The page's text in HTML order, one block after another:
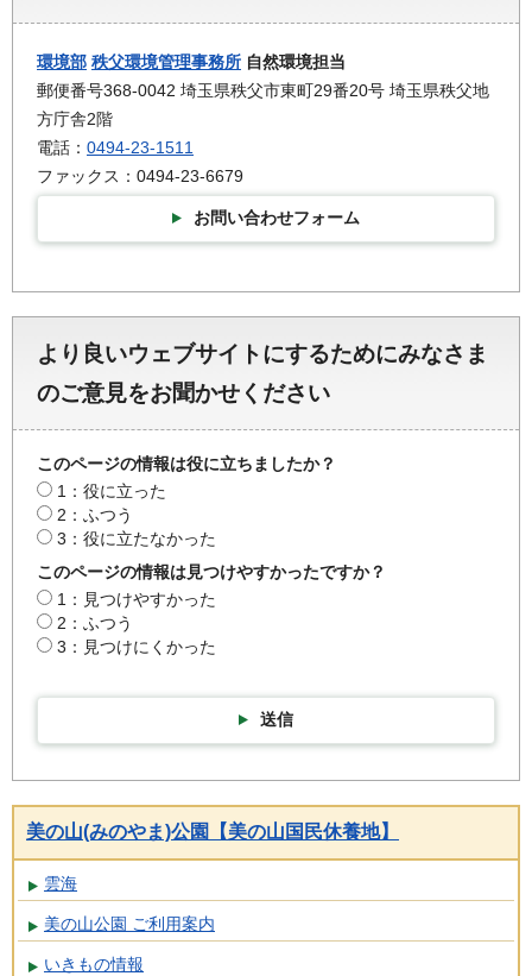
環境部 秩父環境管理事務所 自然環境担当
郵便番号368-0042 埼玉県秩父市東町29番20号 埼玉県秩父地
方庁舎2階
電話： 0494-23-1511
ファックス：0494-23-6679
お問い合わせフォーム
より良いウェブサイトにするためにみなさま
のご意見をお聞かせください
このページの情報は役に立ちましたか？
1：役に立った
2：ふつう
3：役に立たなかった
このページの情報は見つけやすかったですか？
1：見つけやすかった
2：ふつう
3：見つけにくかった
送信
美の山(みのやま)公園【美の山国民休養地】
雲海
美の山公園 ご利用案内
いきもの情報